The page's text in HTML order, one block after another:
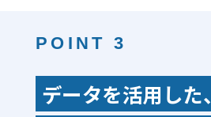
POINT 3
データを活用した、